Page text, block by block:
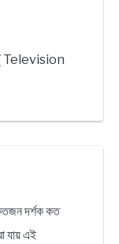
Television
কতজন দর্শক কত
যায় এই